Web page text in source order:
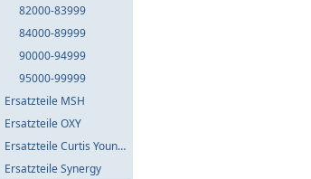
82000-83999
84000-89999
90000-94999
95000-99999
Ersatzteile MSH
Ersatzteile OXY
Ersatzteile Curtis Youngblood
Ersatzteile Synergy